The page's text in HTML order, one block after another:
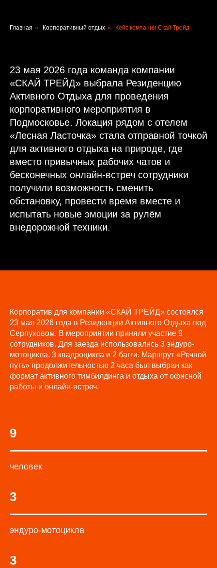
Главная » Корпоративный отдых » Кейс компании Скай Трейд
23 мая 2026 года команда компании
«СКАЙ ТРЕЙД» выбрала Резиденцию
Активного Отдыха для проведения
корпоративного мероприятия в
Подмосковье. Локация рядом с отелем
«Лесная Ласточка» стала отправной точкой
для активного отдыха на природе, где
вместо привычных рабочих чатов и
бесконечных онлайн-встреч сотрудники
получили возможность сменить
обстановку, провести время вместе и
испытать новые эмоции за рулём
внедорожной техники.
Корпоратив для компании «СКАЙ ТРЕЙД» состоялся
23 мая 2026 года в Резиденции Активного Отдыха под
Серпуховом. В мероприятии приняли участие 9
сотрудников. Для заезда использовались 3 эндуро-
мотоцикла, 3 квадроцикла и 2 багги. Маршрут «Речной
путь» продолжительностью 2 часа был выбран как
формат активного тимбилдинга и отдыха от офисной
работы и онлайн-встреч.
9
человек
3
эндуро-мотоцикла
3